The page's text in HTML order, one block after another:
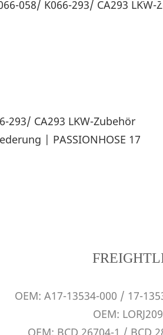
OEM: A17-13534-000 / 17-
OEM:
OEM: BCD 26704-1 / BCD